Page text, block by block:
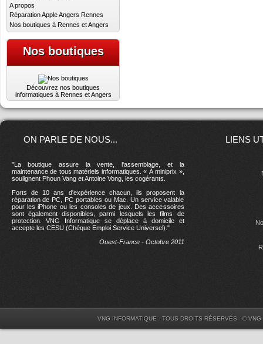
A propos
Réparation Apple Angers Rennes
Nos boutiques à Rennes et Angers
Nos boutiques
Découvrez nos boutiques
informatiques à Rennes et Angers
ON PARLE DE NOUS...
"La boutique assure la vente, l'assemblage, et la
maintenance de tous matériels informatiques. « À miniprix »,
soulignent Phoun Vang et Antoine Vong, les cogérants.
Forts de 10 ans d'expérience chacun, ils proposent la
réparation de PC, PC portables ou Mac. Un service valable
pour les iPhone ou les consoles de jeux. Des accessoires
sont également disponibles, parmi lesquels les films de
protection. VNG Informatique se déplace à domicile et
accepte les CESU (Chèque Emploi Service Universel)."
Ouest-France - Octobre 2011
LIENS
VNG INFORMATIQUE - TOUS DROITS RÉSERVÉS - ©